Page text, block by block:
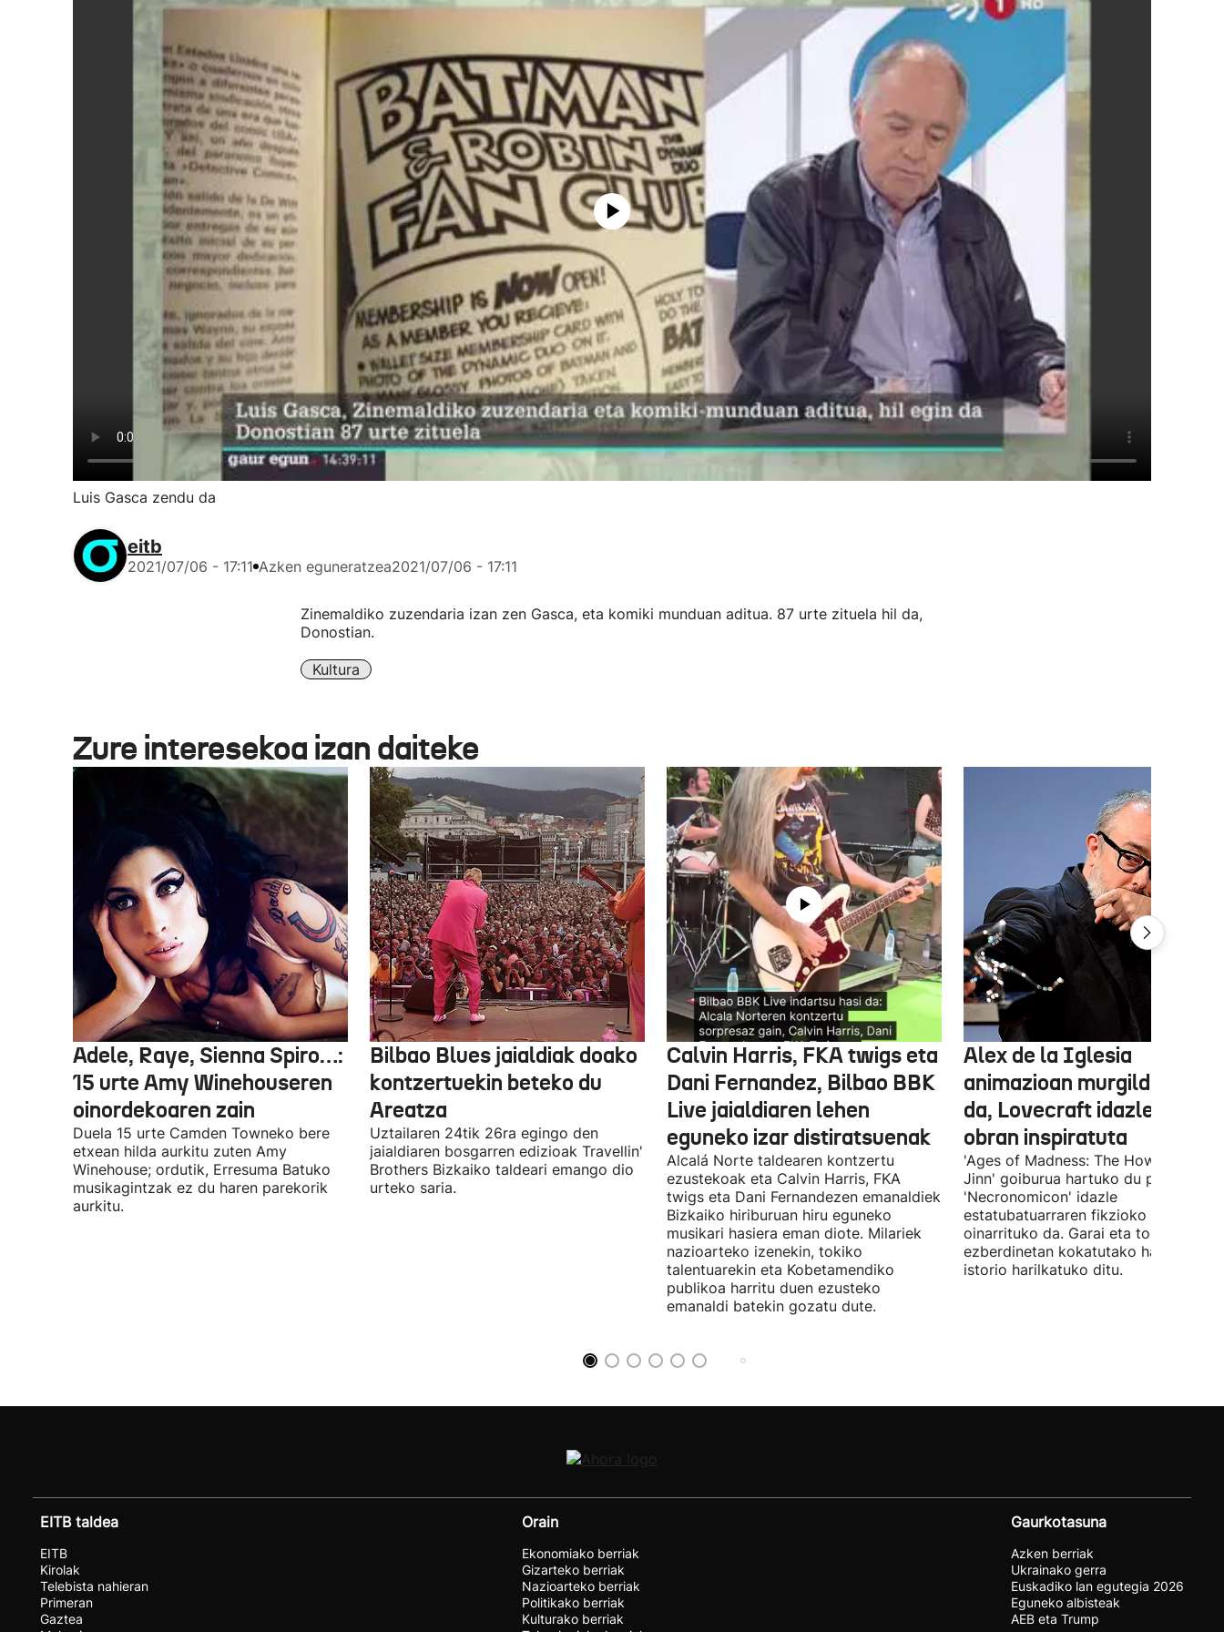
Luis Gasca zendu da
eitb
2021/07/06 - 17:11 Azken eguneratzea2021/07/06 - 17:11
Zinemaldiko zuzendaria izan zen Gasca, eta komiki munduan aditua. 87 urte zituela hil da,
Donostian.
Kultura
Zure interesekoa izan daiteke
Adele, Raye, Sienna Spiro…:
15 urte Amy Winehouseren
oinordekoaren zain
Duela 15 urte Camden Towneko bere
etxean hilda aurkitu zuten Amy
Winehouse; ordutik, Erresuma Batuko
musikagintzak ez du haren parekorik
aurkitu.
Bilbao Blues jaialdiak doako
kontzertuekin beteko du
Areatza
Uztailaren 24tik 26ra egingo den
jaialdiaren bosgarren edizioak Travellin'
Brothers Bizkaiko taldeari emango dio
urteko saria.
Calvin Harris, FKA twigs eta
Dani Fernandez, Bilbao BBK
Live jaialdiaren lehen
eguneko izar distiratsuenak
Alcalá Norte taldearen kontzertu
ezustekoak eta Calvin Harris, FKA
twigs eta Dani Fernandezen emanaldiek
Bizkaiko hiriburuan hiru eguneko
musikari hasiera eman diote. Milariek
nazioarteko izenekin, tokiko
talentuarekin eta Kobetamendiko
publikoa harritu duen ezusteko
emanaldi batekin gozatu dute.
Alex de la Iglesia
animazioan murgilduko
da, Lovecraft idazlearen
obran inspiratuta
'Ages of Madness: The Howling of
Jinn' goiburua hartuko du pelikulak,
'Necronomicon' idazle
estatubatuarraren fikzioko liburuan
oinarrituko da. Garai eta toki
ezberdinetan kokatutako hainbat
istorio harilkatuko ditu.
EITB taldea
EITB
Kirolak
Telebista nahieran
Primeran
Gaztea
Orain
Ekonomiako berriak
Gizarteko berriak
Nazioarteko berriak
Politikako berriak
Kulturako berriak
Gaurkotasuna
Azken berriak
Ukrainako gerra
Euskadiko lan egutegia 2026
Eguneko albisteak
AEB eta Trump